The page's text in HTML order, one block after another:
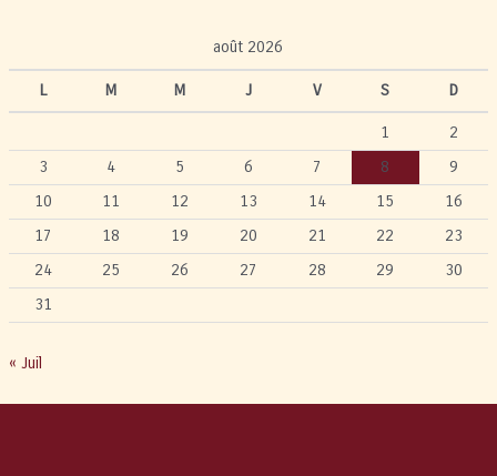
août 2026
L M M J V S D
1
2
3
4 5 6 7 8
9
10
11 12 13 14 15
16
17
18 19 20 21 22
23
24
25 26 27 28 29
30
31
« Juil